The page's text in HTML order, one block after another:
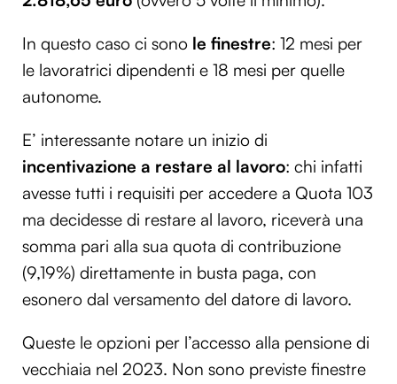
In questo caso ci sono le finestre: 12 mesi per
le lavoratrici dipendenti e 18 mesi per quelle
autonome.
E’ interessante notare un inizio di
incentivazione a restare al lavoro: chi infatti
avesse tutti i requisiti per accedere a Quota 103
ma decidesse di restare al lavoro, riceverà una
somma pari alla sua quota di contribuzione
(9,19%) direttamente in busta paga, con
esonero dal versamento del datore di lavoro.
Queste le opzioni per l’accesso alla pensione di
vecchiaia nel 2023. Non sono previste finestre